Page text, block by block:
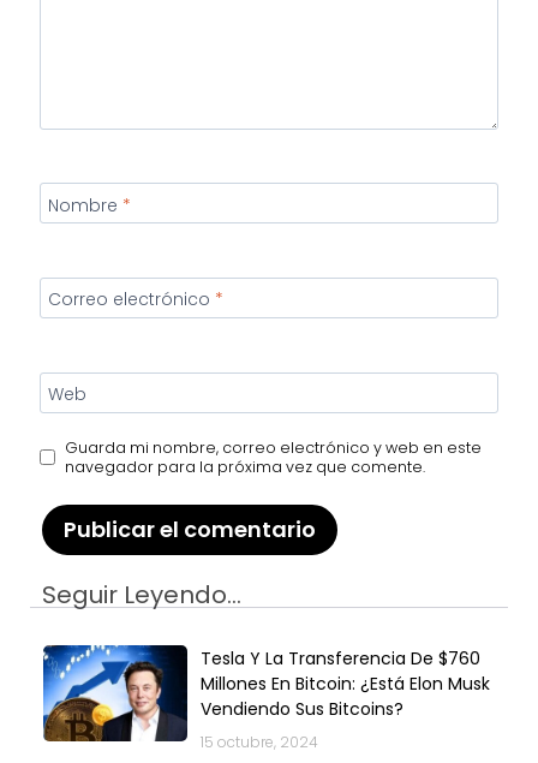
Nombre *
Correo electrónico *
Web
Guarda mi nombre, correo electrónico y web en este
navegador para la próxima vez que comente.
Seguir Leyendo...
Tesla Y La Transferencia De $760
Millones En Bitcoin: ¿Está Elon Musk
Vendiendo Sus Bitcoins?
15 octubre, 2024